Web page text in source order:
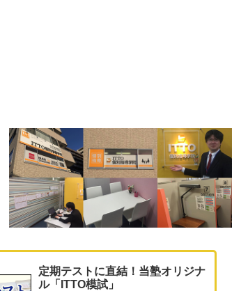
定期テストに直結！当塾オリジナ
ル「ITTO模試」